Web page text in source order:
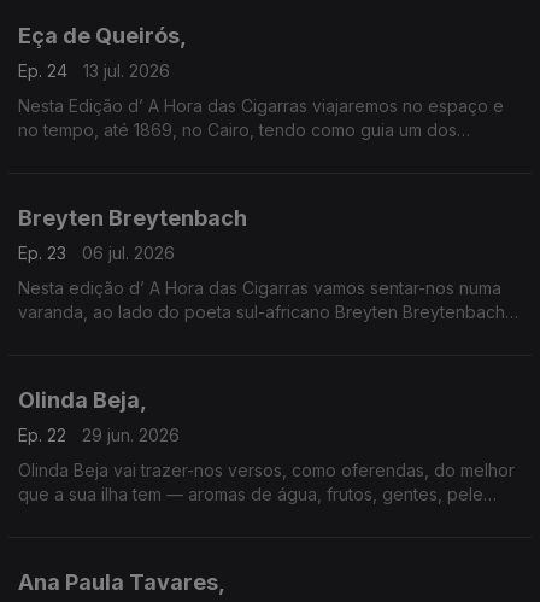
Eça de Queirós,
Ep. 24
13 jul. 2026
Nesta Edição d’ A Hora das Cigarras viajaremos no espaço e
no tempo, até 1869, no Cairo, tendo como guia um dos
Breyten Breytenbach
Ep. 23
06 jul. 2026
Nesta edição d’ A Hora das Cigarras vamos sentar-nos numa
varanda, ao lado do poeta sul-africano Breyten Breytenbach,
Olinda Beja,
Ep. 22
29 jun. 2026
Olinda Beja vai trazer-nos versos, como oferendas, do melhor
que a sua ilha tem — aromas de água, frutos, gentes, pele
Ana Paula Tavares,